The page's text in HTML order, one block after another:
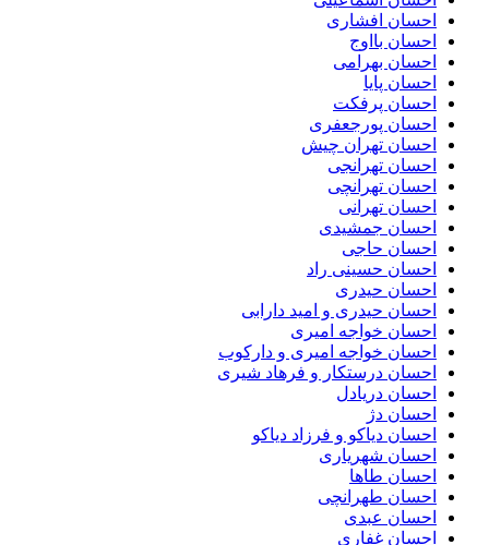
احسان افشاری
احسان بااوج
احسان بهرامی
احسان پایا
احسان پرفکت
احسان پورجعفری
احسان تهران چیش
احسان تهرانجی
احسان تهرانچی
احسان تهرانی
احسان جمشیدی
احسان حاجی
احسان حسینی راد
احسان حیدری
احسان حیدری و امید دارابی
احسان خواجه امیری
احسان خواجه امیری و دارکوب
احسان درستكار و فرهاد شيرى
احسان دریادل
احسان دژ
احسان دیاکو و فرزاد دیاکو
احسان شهریاری
احسان طاها
احسان طهرانچی
احسان عبدی
احسان غفاری